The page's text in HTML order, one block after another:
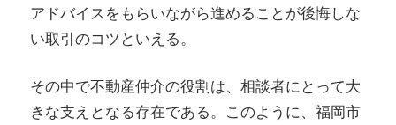
アドバイスをもらいながら進めることが後悔しな
い取引のコツといえる。
その中で不動産仲介の役割は、相談者にとって大
きな支えとなる存在である。このように、福岡市